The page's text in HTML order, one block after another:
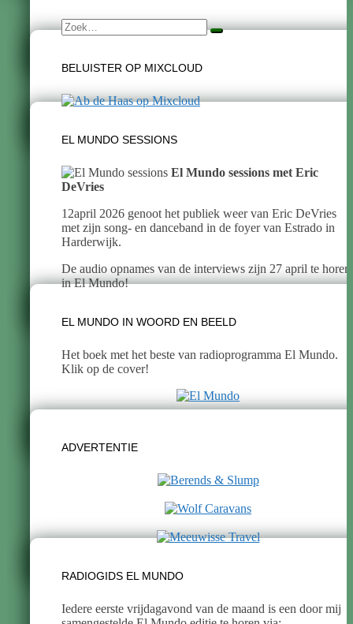
Zoek
naar:
BELUISTER OP MIXCLOUD
EL MUNDO SESSIONS
El Mundo sessions met Eric
DeVries
12april 2026 genoot het publiek weer van Eric DeVries
met zijn song- en danceband in de foyer van Estrado in
Harderwijk.
De audio opnames van de interviews zijn 27 april te horen
in El Mundo!
EL MUNDO IN WOORD EN BEELD
Het boek met het beste van radioprogramma El Mundo.
Klik op de cover!
ADVERTENTIE
RADIOGIDS EL MUNDO
Iedere eerste vrijdagavond van de maand is een door mij